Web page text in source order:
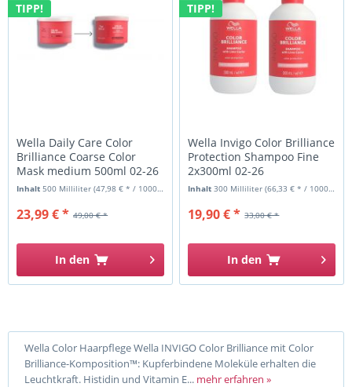
TIPP!
Wella Daily Care Color
Brilliance Coarse Color
Mask medium 500ml 02-26
Inhalt500 Milliliter(47,98 € * / 1000 Milliliter)
49,00 € *
23,99 € *
In den
TIPP!
Wella Invigo Color Brilliance
Protection Shampoo Fine
2x300ml 02-26
Inhalt300 Milliliter(66,33 € * / 1000 Milliliter)
33,00 € *
19,90 € *
In den
Wella Color Haarpflege Wella INVIGO Color Brilliance mit Color
Brilliance-Komposition™: Kupferbindene Moleküle erhalten die
Leuchtkraft. Histidin und Vitamin E... mehr erfahren »